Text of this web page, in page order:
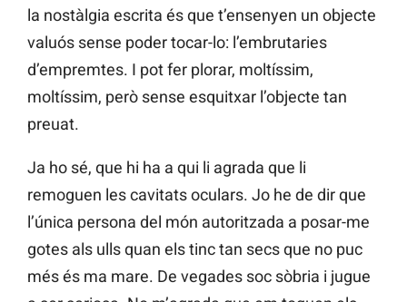
la nostàlgia escrita és que t’ensenyen un objecte
valuós sense poder tocar-lo: l’embrutaries
d’empremtes. I pot fer plorar, moltíssim,
moltíssim, però sense esquitxar l’objecte tan
preuat.
Ja ho sé, que hi ha a qui li agrada que li
remoguen les cavitats oculars. Jo he de dir que
l’única persona del món autoritzada a posar-me
gotes als ulls quan els tinc tan secs que no puc
més és ma mare. De vegades soc sòbria i jugue